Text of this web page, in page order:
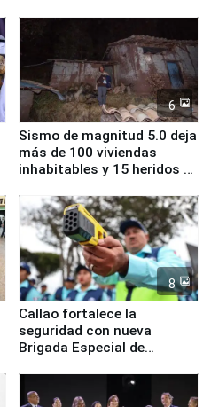
6
Sismo de magnitud 5.0 deja
más de 100 viviendas
inhabitables y 15 heridos en
8
Callao fortalece la
seguridad con nueva
Brigada Especial de
equipamiento para
Serenazgo